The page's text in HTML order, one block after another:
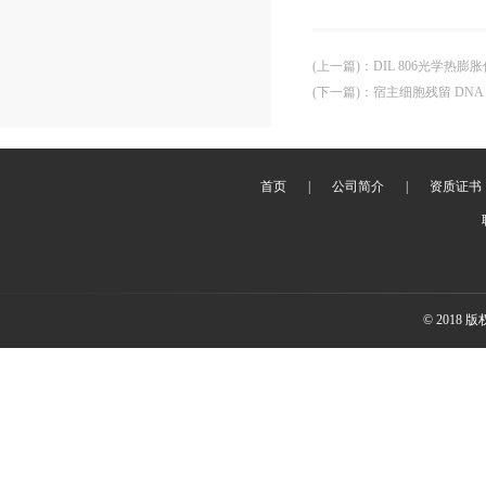
(上一篇) ： DIL 806光学热膨胀
(下一篇) ： 宿主细胞残留
首页 公司简介 资质证书
© 2018 版